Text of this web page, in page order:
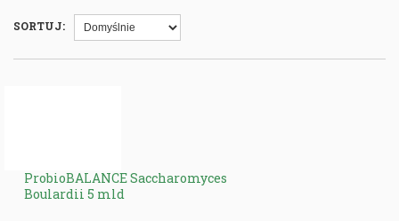
SORTUJ:
ProbioBALANCE Saccharomyces
Boulardii 5 mld